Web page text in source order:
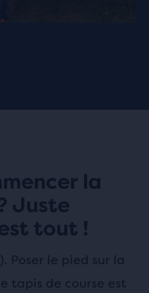
la
Juste
tout !
Poser le pied sur la
tapis de course est